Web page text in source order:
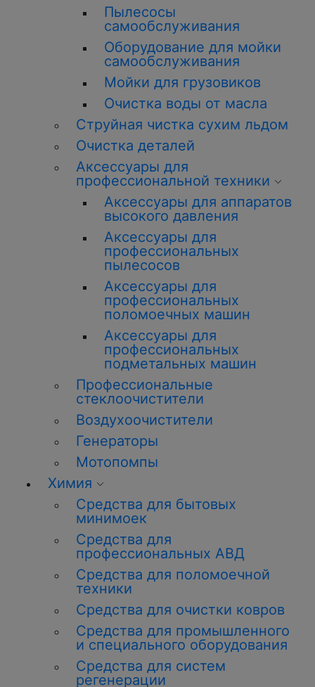
Пылесосы
самообслуживания
Оборудование для мойки
самообслуживания
Мойки для грузовиков
Очистка воды от масла
Струйная чистка сухим льдом
Очистка деталей
Аксессуары для
профессиональной техники
Аксессуары для аппаратов
высокого давления
Аксессуары для
профессиональных
пылесосов
Аксессуары для
профессиональных
поломоечных машин
Аксессуары для
профессиональных
подметальных машин
Профессиональные
стеклоочистители
Воздухоочистители
Генераторы
Мотопомпы
Химия
Средства для бытовых
минимоек
Средства для
профессиональных АВД
Средства для поломоечной
техники
Средства для очистки ковров
Средства для промышленного
и специального оборудования
Средства для систем
регенерации